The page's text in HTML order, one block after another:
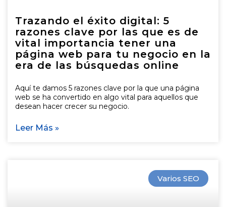
Trazando el éxito digital: 5
razones clave por las que es de
vital importancia tener una
página web para tu negocio en la
era de las búsquedas online
Aquí te damos 5 razones clave por la que una página
web se ha convertido en algo vital para aquellos que
desean hacer crecer su negocio.
Leer Más »
Varios SEO